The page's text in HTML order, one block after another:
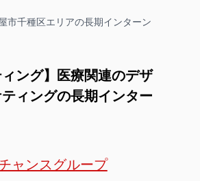
市千種区エリアの長期インターン
ィング】医療関連のデザ
ィングの長期インター
ャンスグループ